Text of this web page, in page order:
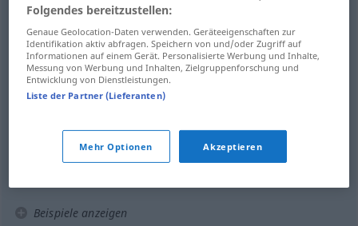
quedar
stehen bleiben(≈ unverändertbleiben)
conservarse
bleiben (≈ keine Fortschritte machen)
Beispiele anzeigen
Folgendes bereitzustellen:
Genaue Geolocation-Daten verwenden. Geräteeigenschaften zur
Identifikation aktiv abfragen. Speichern von und/oder Zugriff auf
Informationen auf einem Gerät. Personalisierte Werbung und Inhalte,
Messung von Werbung und Inhalten, Zielgruppenforschung und
Entwicklung von Dienstleistungen.
Liste der Partner (Lieferanten)
Mehr Optionen Akzeptieren